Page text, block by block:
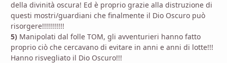
della divinità oscura! Ed è proprio grazie alla distruzione di
questi mostri/guardiani che finalmente il Dio Oscuro può
risorgere!!!!!!!!!!!
5) Manipolati dal folle TOM, gli avventurieri hanno fatto
proprio ciò che cercavano di evitare in anni e anni di lotte!!!
Hanno risvegliato il Dio Oscuro!!!